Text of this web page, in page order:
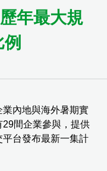
年最大規
內地與海外暑期實
間企業參與，提供
台發布最新一集計